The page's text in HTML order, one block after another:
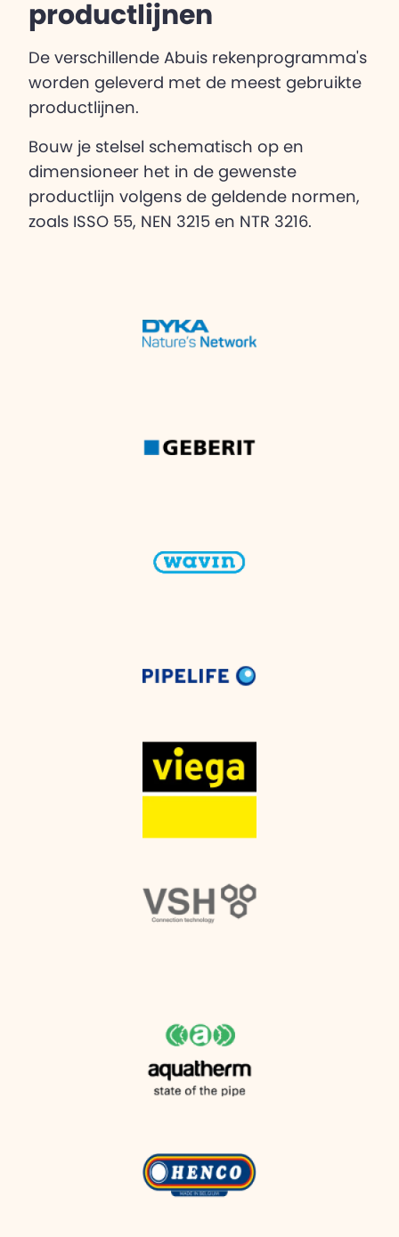
productlijnen
De verschillende Abuis rekenprogramma's
worden geleverd met de meest gebruikte
productlijnen.
Bouw je stelsel schematisch op en
dimensioneer het in de gewenste
productlijn volgens de geldende normen,
zoals ISSO 55, NEN 3215 en NTR 3216.